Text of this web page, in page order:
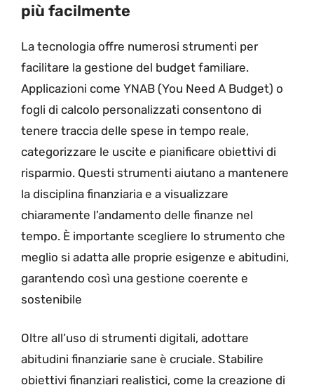
più facilmente
La tecnologia offre numerosi strumenti per
facilitare la gestione del budget familiare.
Applicazioni come YNAB (You Need A Budget) o
fogli di calcolo personalizzati consentono di
tenere traccia delle spese in tempo reale,
categorizzare le uscite e pianificare obiettivi di
risparmio. Questi strumenti aiutano a mantenere
la disciplina finanziaria e a visualizzare
chiaramente l’andamento delle finanze nel
tempo. È importante scegliere lo strumento che
meglio si adatta alle proprie esigenze e abitudini,
garantendo così una gestione coerente e
sostenibile
Oltre all’uso di strumenti digitali, adottare
abitudini finanziarie sane è cruciale. Stabilire
obiettivi finanziari realistici, come la creazione di